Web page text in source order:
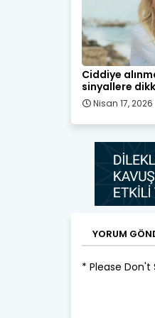
Ciddiye
sinyallere
Nisan 17, 2026
YORUM
* Please